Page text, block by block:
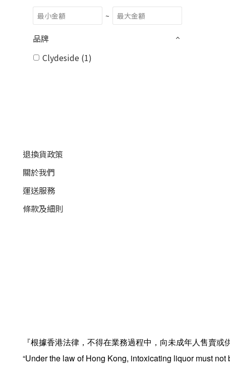
~
品牌
Clydeside (1)
退換貨政策
關於我們
運送服務
條款及細則
『根據香港法律，不得在業務過程中，向未成年人售賣或
“Under the law of Hong Kong, intoxicating liquor must